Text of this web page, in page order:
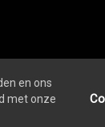
en ons
met onze